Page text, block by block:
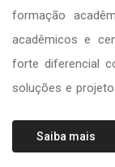
formação
acadêmicos e
forte diferencial
soluções e
Saiba mais